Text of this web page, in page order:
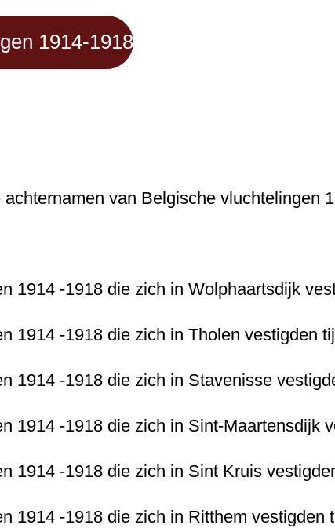
1914-1918
van Belgische vluchtelingen
1914 -1918 die zich in Wolphaartsdijk
1914 -1918 die zich in Tholen vestigden
1914 -1918 die zich in Stavenisse
1914 -1918 die zich in Sint-Maartensdijk
1914 -1918 die zich in Sint Kruis
1914 -1918 die zich in Ritthem vestigden